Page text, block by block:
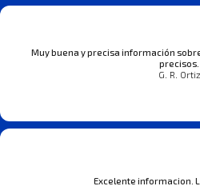
Muy buena y precisa información
precisos.
G. R. Ortiz
Excelente informacion.